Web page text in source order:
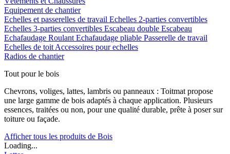
Equipement de chantier
Echelles et passerelles de travail Echelles 2-parties convertibles
Echelles 3-parties convertibles Escabeau double Escabeau
Echafaudage Roulant Echafaudage pliable Passerelle de travail
Echelles de toit Accessoires pour echelles
Radios de chantier
Tout pour le bois
Chevrons, voliges, lattes, lambris ou panneaux : Toitmat propose
une large gamme de bois adaptés à chaque application. Plusieurs
essences, traitées ou non, pour une qualité durable, prête à poser sur
toiture ou façade.
Afficher tous les produits de Bois
Loading...